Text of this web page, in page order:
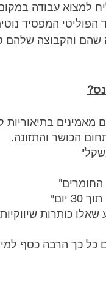
למצוא עבודה
המפסיד
והקבוצה שלהם
בתיאוריות
הכושר והתזונה.
החומרים"
יום"
כותרות
כל כך הרבה כסף